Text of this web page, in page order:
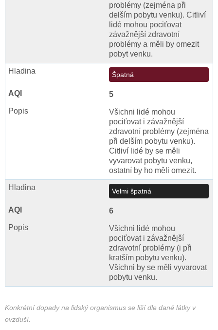
problémy (zejména při
delším pobytu venku). Citliví
lidé mohou pociťovat
závažnější zdravotní
problémy a měli by omezit
pobyt venku.
Špatná
5
Všichni lidé mohou
pociťovat i závažnější
zdravotní problémy (zejména
při delším pobytu venku).
Citliví lidé by se měli
vyvarovat pobytu venku,
ostatní by ho měli omezit.
Velmi špatná
6
Všichni lidé mohou
pociťovat i závažnější
zdravotní problémy (i při
kratším pobytu venku).
Všichni by se měli vyvarovat
pobytu venku.
Konkrétní dopady na lidský organismus se liší dle dané látky v
ovzduší.